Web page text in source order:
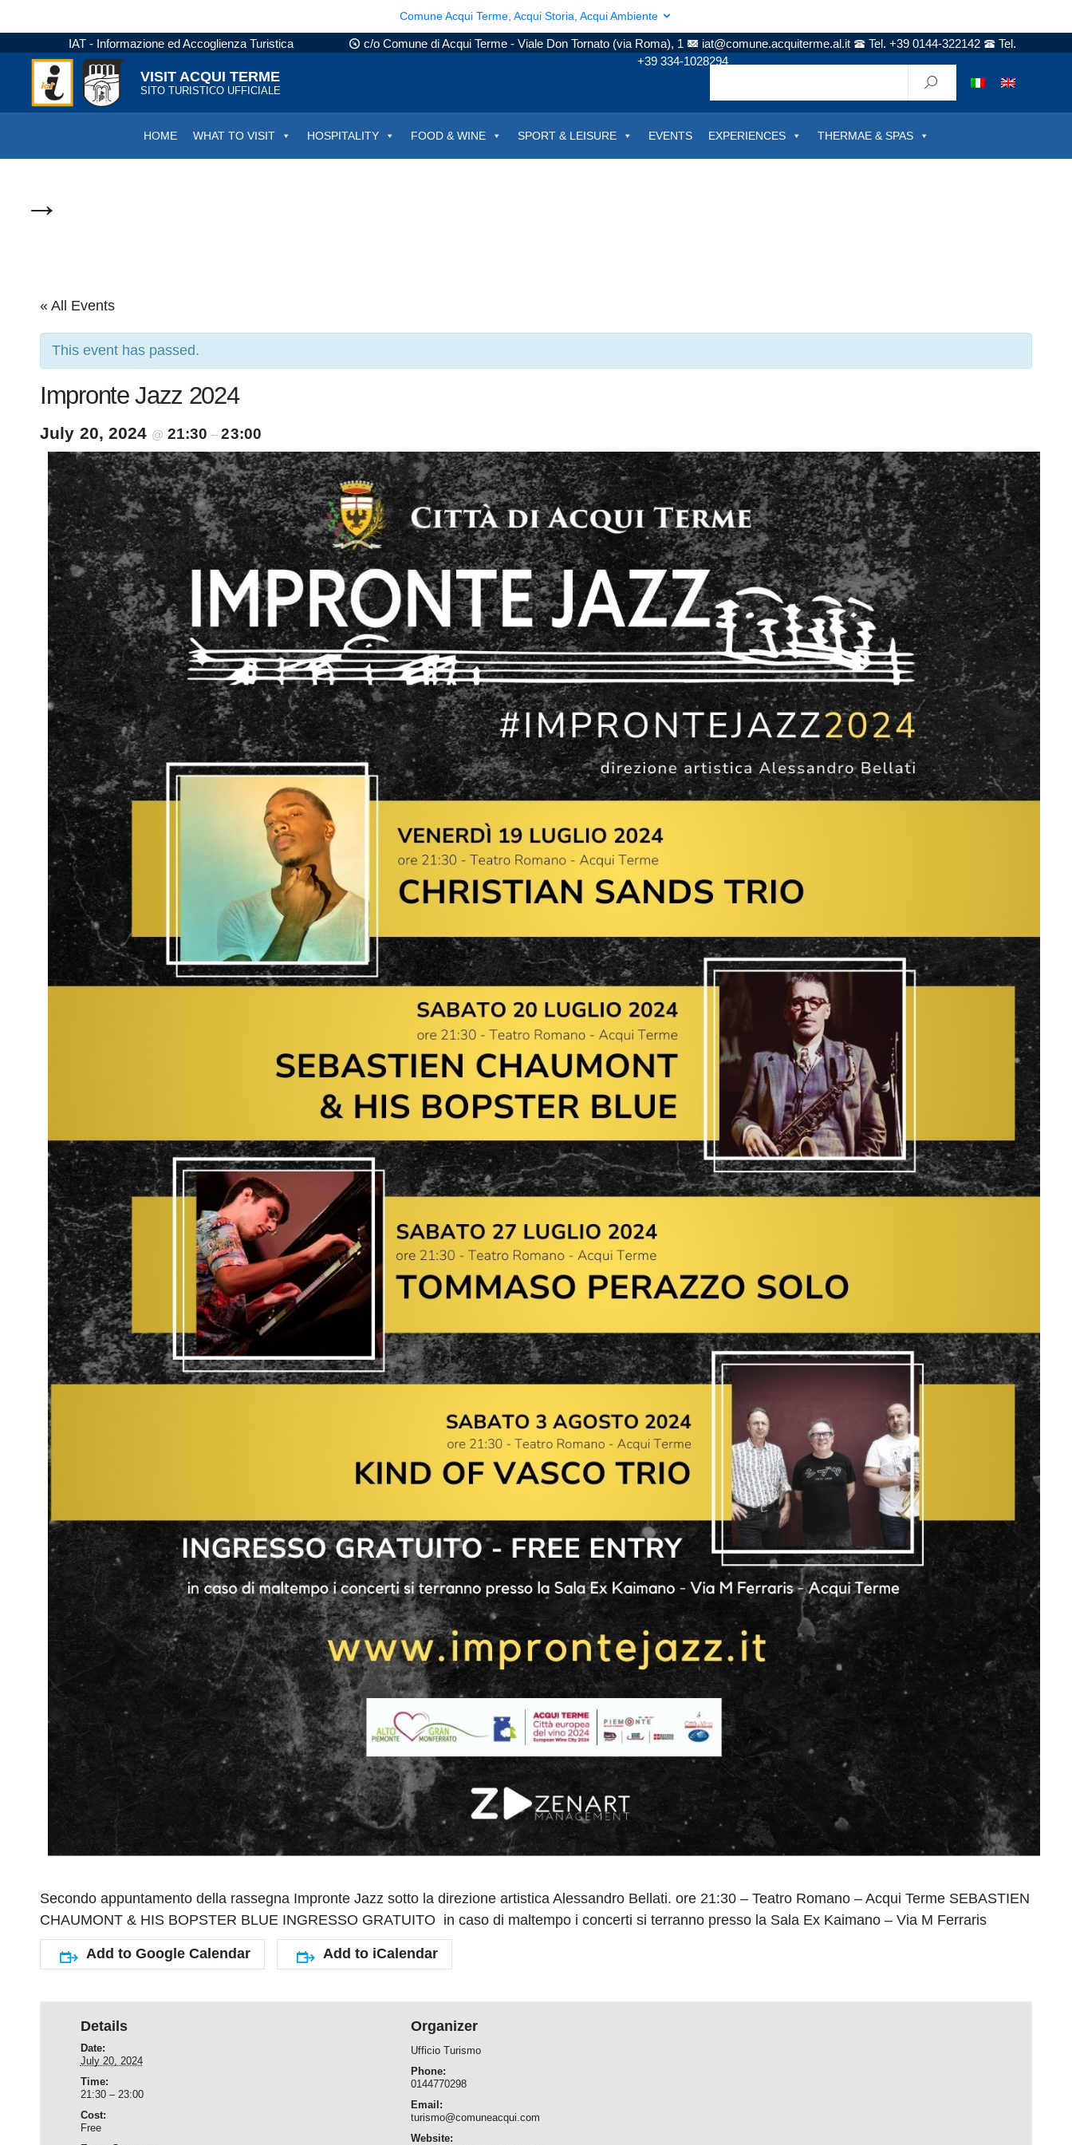
Comune Acqui Terme, Acqui Storia, Acqui Ambiente
IAT - Informazione ed Accoglienza Turistica c/o Comune di Acqui Terme - Viale Don Tornato (via Roma), 1 iat@comune.acquiterme.al.it Tel. +39 0144-322142
Tel.
+39 334-1028294
VISIT ACQUI TERME
SITO TURISTICO UFFICIALE
HOME WHAT TO VISIT HOSPITALITY FOOD & WINE SPORT & LEISURE EVENTS EXPERIENCES THERMAE & SPAS
→
« All Events
This event has passed.
Impronte Jazz 2024
July 20, 2024 @ 21:30–23:00
Secondo appuntamento della rassegna Impronte Jazz sotto la direzione artistica Alessandro Bellati. ore 21:30 – Teatro Romano – Acqui Terme SEBASTIEN
CHAUMONT & HIS BOPSTER BLUE INGRESSO GRATUITO in caso di maltempo i concerti si terranno presso la Sala Ex Kaimano – Via M Ferraris
Add to Google Calendar Add to iCalendar
Details
Date:
July 20, 2024
Time:
21:30 – 23:00
Cost:
Free
Organizer
Ufficio Turismo
Phone:
0144770298
Email:
turismo@comuneacqui.com
Website: